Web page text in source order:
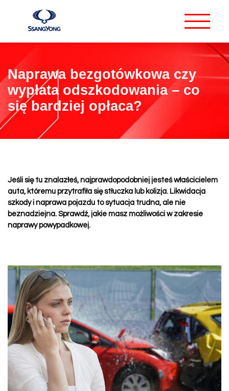
Naprawa bezgotówkowa czy
wypłata odszkodowania – co
się bardziej opłaca?
Jeśli się tu znalazłeś, najprawdopodobniej jesteś właścicielem
auta, któremu przytrafiła się stłuczka lub kolizja. Likwidacja
szkody i naprawa pojazdu to sytuacja trudna, ale nie
beznadziejna. Sprawdź, jakie masz możliwości w zakresie
naprawy powypadkowej.